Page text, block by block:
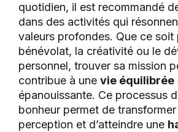
quotidien, il est recommandé
dans des activités qui
valeurs profondes. Que ce soit
bénévolat, la créativité ou le
personnel, trouver sa mission
contribue à une vie équilibrée
épanouissante. Ce processus
bonheur permet de
perception et d’atteindre une